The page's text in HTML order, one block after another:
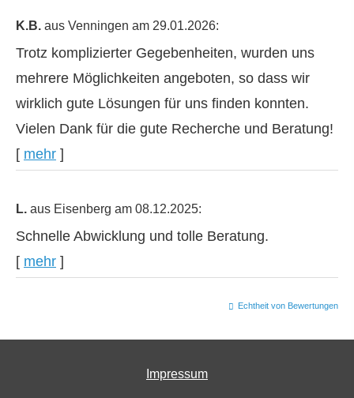
K.B. aus Venningen am 29.01.2026:
Trotz komplizierter Gegebenheiten, wurden uns
mehrere Möglichkeiten angeboten, so dass wir
wirklich gute Lösungen für uns finden konnten.
Vielen Dank für die gute Recherche und Beratung!
[ mehr ]
L. aus Eisenberg am 08.12.2025:
Schnelle Abwicklung und tolle Beratung.
[ mehr ]
Echtheit von Bewertungen
Impressum